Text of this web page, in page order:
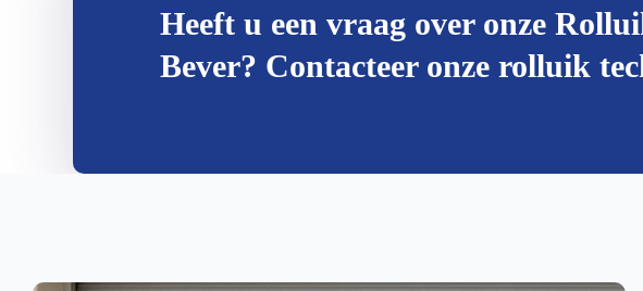
Heeft u een vraag over onze
Bever? Contacteer onze rolluik